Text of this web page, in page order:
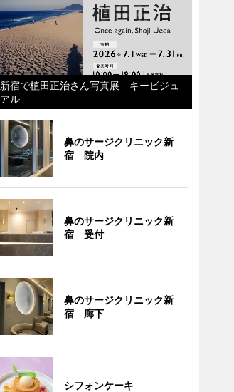
新宿で植田正治さん写真展 キービジュ
アル
鼻のサージクリニック新
宿 院内
鼻のサージクリニック新
宿 受付
鼻のサージクリニック新
宿 廊下
シフォンケーキ